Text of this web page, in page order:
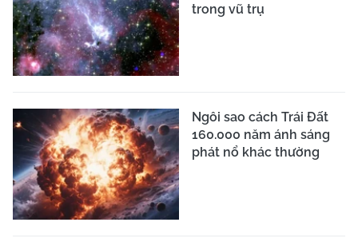
trong vũ trụ
Ngôi sao cách Trái Đất
160.000 năm ánh sáng
phát nổ khác thường